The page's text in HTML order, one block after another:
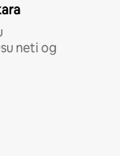
neti og